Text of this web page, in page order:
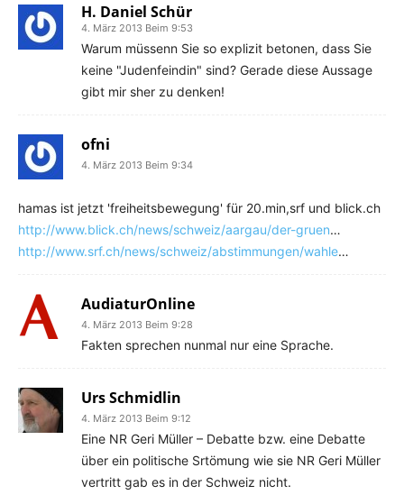
H. Daniel Schür
4. März 2013 Beim 9:53
Warum müssenn Sie so explizit betonen, dass Sie
keine "Judenfeindin" sind? Gerade diese Aussage
gibt mir sher zu denken!
ofni
4. März 2013 Beim 9:34
hamas ist jetzt 'freiheitsbewegung' für 20.min,srf und blick.ch
http://www.blick.ch/news/schweiz/aargau/der-gruen…
http://www.srf.ch/news/schweiz/abstimmungen/wahle…
AudiaturOnline
4. März 2013 Beim 9:28
Fakten sprechen nunmal nur eine Sprache.
Urs Schmidlin
4. März 2013 Beim 9:12
Eine NR Geri Müller – Debatte bzw. eine Debatte
über ein politische Srtömung wie sie NR Geri Müller
vertritt gab es in der Schweiz nicht.